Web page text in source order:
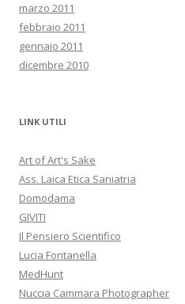
marzo 2011
febbraio 2011
gennaio 2011
dicembre 2010
LINK UTILI
Art of Art's Sake
Ass. Laica Etica Saniatria
Domodama
GIVITI
Il Pensiero Scientifico
Lucia Fontanella
MedHunt
Nuccia Cammara Photographer